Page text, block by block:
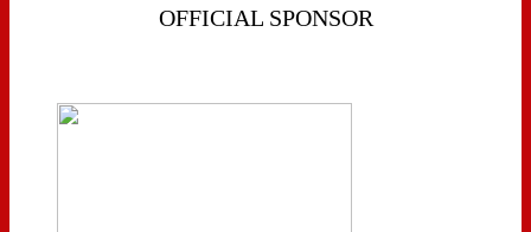
OFFICIAL SPONSOR